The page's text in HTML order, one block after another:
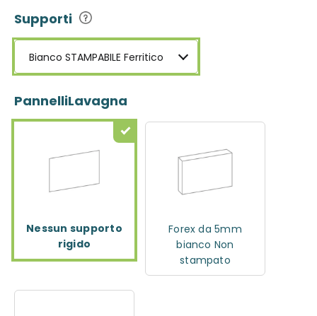
Supporti
Bianco STAMPABILE Ferritico
PannelliLavagna
Nessun supporto
rigido
Forex da 5mm
bianco Non
stampato